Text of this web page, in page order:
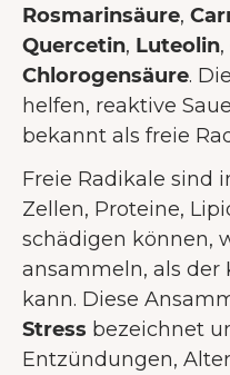
Rosmarinsäure,
Quercetin, Luteolin,
Chlorogensäure.
helfen, reaktive
bekannt als freie
Freie Radikale sind
Zellen, Proteine,
schädigen können,
ansammeln, als der
kann. Diese
Stress bezeichnet
Entzündungen,